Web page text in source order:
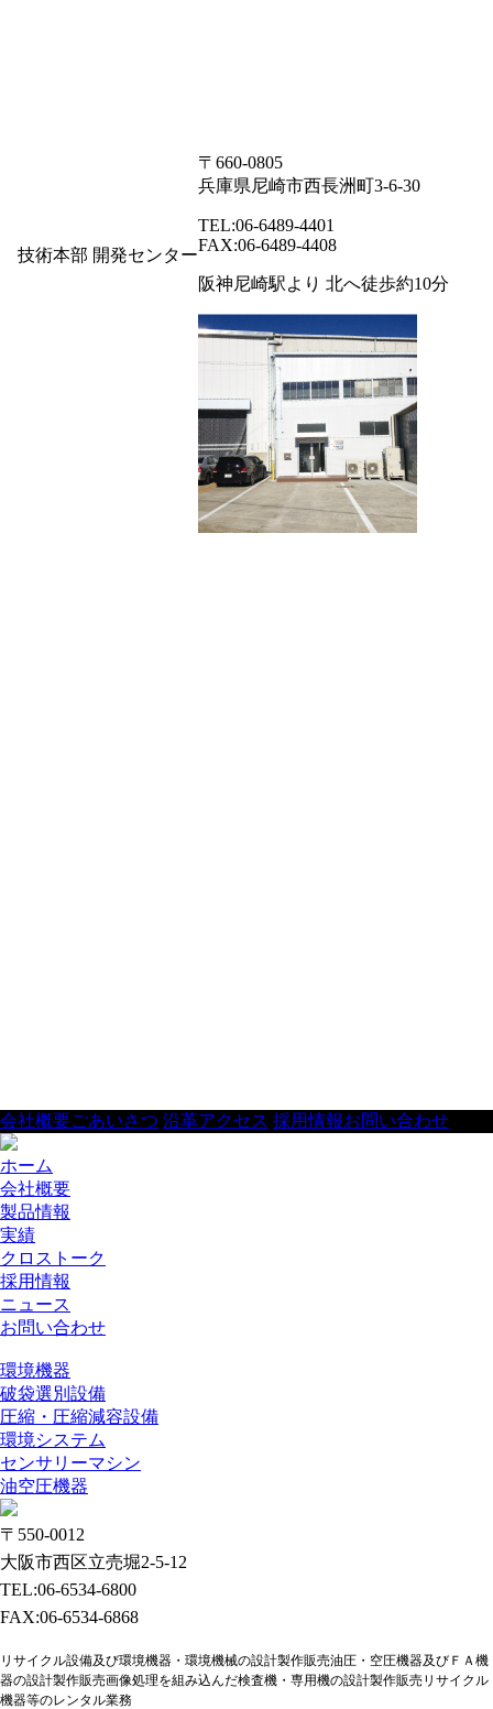
技術本部 開発センター
〒660-0805
兵庫県尼崎市西長洲町3-6-30
TEL:06-6489-4401
FAX:06-6489-4408
阪神尼崎駅より 北へ徒歩約10分
会社概要ごあいさつ 沿革アクセス 採用情報お問い合わせ
ホーム
会社概要
製品情報
実績
クロストーク
採用情報
ニュース
お問い合わせ
環境機器
破袋選別設備
圧縮・圧縮減容設備
環境システム
センサリーマシン
油空圧機器
〒550-0012
大阪市西区立売堀2-5-12
TEL:06-6534-6800
FAX:06-6534-6868
リサイクル設備及び環境機器・環境機械の設計製作販売油圧・空圧機器及びＦＡ機
器の設計製作販売画像処理を組み込んだ検査機・専用機の設計製作販売リサイクル
機器等のレンタル業務